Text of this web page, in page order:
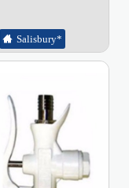
Salisbury*